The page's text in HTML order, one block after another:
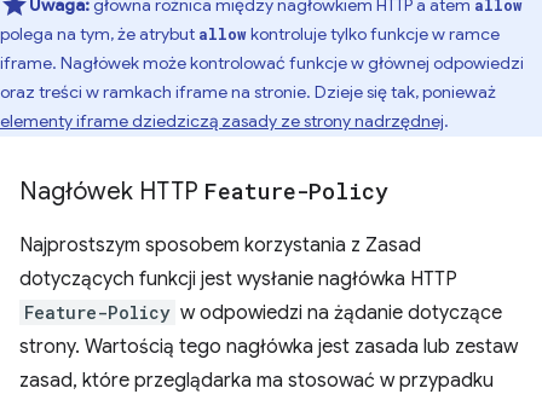
Uwaga:główna różnica między nagłówkiem HTTP a atem allow
polega na tym, że atrybut allowkontroluje tylko funkcje w ramce
iframe. Nagłówek może kontrolować funkcje w głównej odpowiedzi
oraz treści w ramkach iframe na stronie. Dzieje się tak, ponieważ
elementy iframe dziedziczą zasady ze strony nadrzędnej.
Nagłówek HTTP Feature-Policy
Najprostszym sposobem korzystania z Zasad
dotyczących funkcji jest wysłanie nagłówka HTTP
Feature-Policy w odpowiedzi na żądanie dotyczące
strony. Wartością tego nagłówka jest zasada lub zestaw
zasad, które przeglądarka ma stosować w przypadku